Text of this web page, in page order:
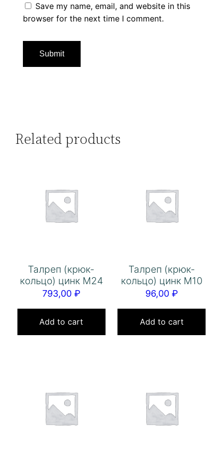
Save my name, email, and website in this
browser for the next time I comment.
Related products
Талреп (крюк-
кольцо) цинк М24
793,00 ₽
Add to cart
Талреп (крюк-
кольцо) цинк М10
96,00 ₽
Add to cart